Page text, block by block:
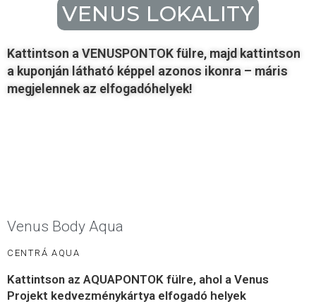
VENUS LOKALITY
Kattintson a VENUSPONTOK fülre, majd kattintson
a kuponján látható képpel azonos ikonra – máris
megjelennek az elfogadóhelyek!
Venus Body Aqua
CENTRÁ AQUA
Kattintson az AQUAPONTOK fülre, ahol a Venus
Projekt kedvezménykártya elfogadó helyek